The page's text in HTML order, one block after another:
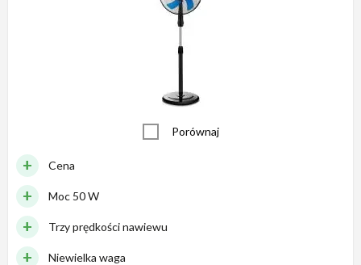
Porównaj
Cena
Moc 50 W
Trzy prędkości nawiewu
Niewielka waga